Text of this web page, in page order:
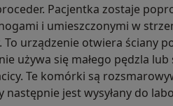
Pacjentka zostaje
i umieszczonymi w
urządzenie otwiera ściany
używa się małego pędzla
Te komórki są
jest wysyłany do